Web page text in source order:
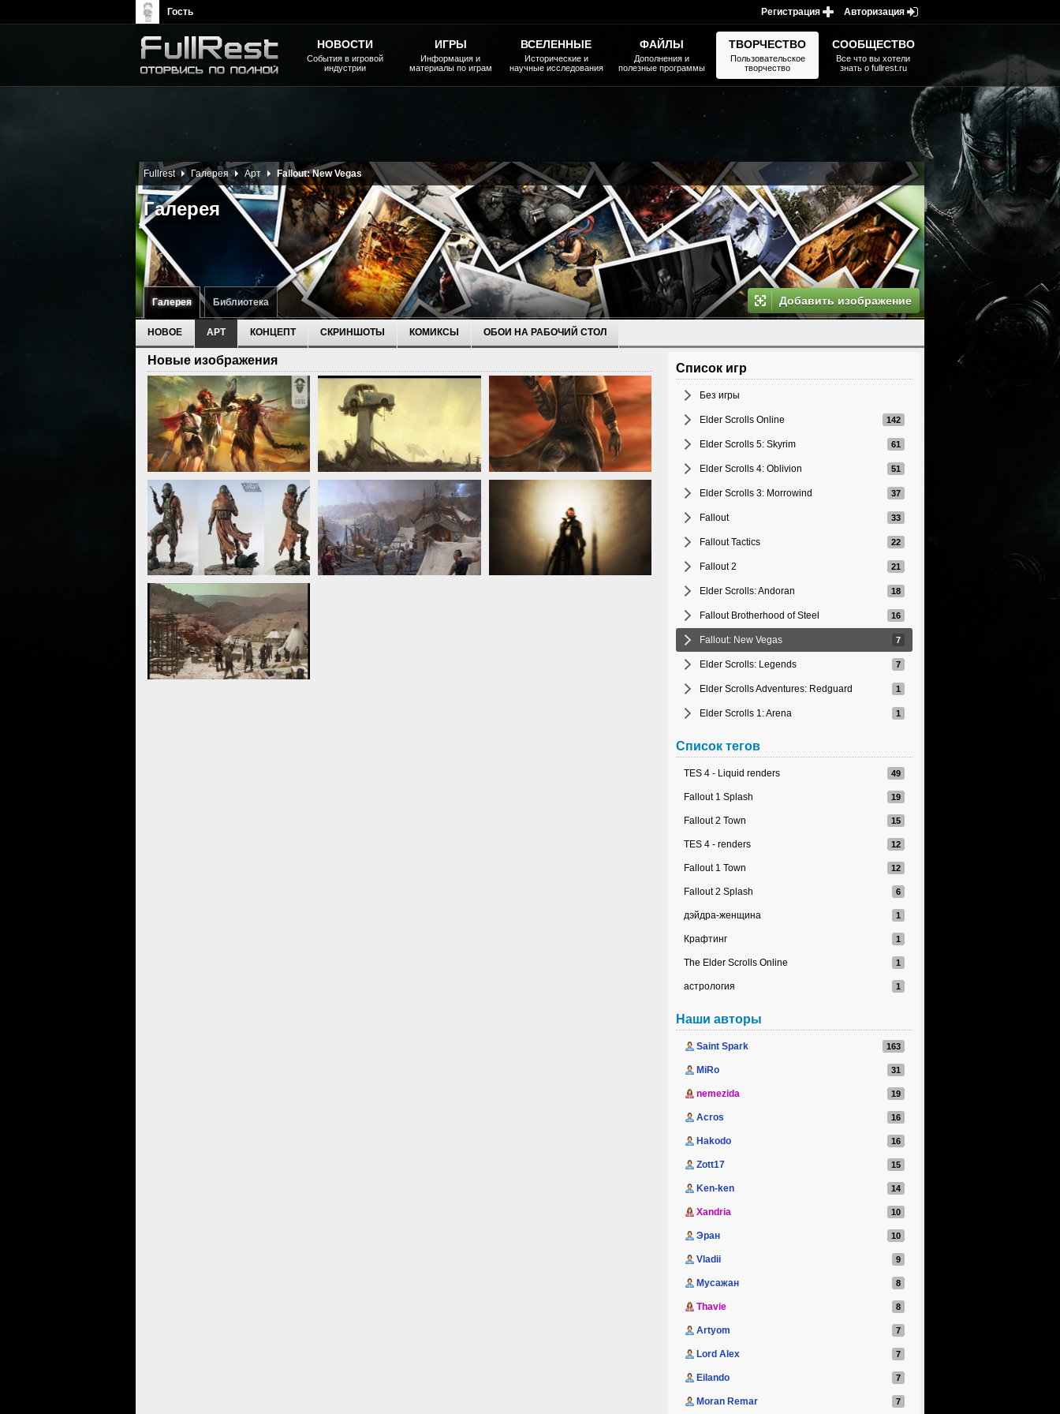
Галерея Библиотека Добавить изображение
Галерея
Fullrest Галерея Арт Fallout: New Vegas
НОВОЕ АРТ КОНЦЕПТ СКРИНШОТЫ КОМИКСЫ ОБОИ НА РАБОЧИЙ СТОЛ
Список игр
Без игры
Elder Scrolls Online
Elder Scrolls 5: Skyrim
Elder Scrolls 4: Oblivion
Elder Scrolls 3: Morrowind
Fallout
Fallout Tactics
Fallout 2
Elder Scrolls: Andoran
Fallout Brotherhood of Steel
Fallout: New Vegas
Elder Scrolls: Legends
Elder Scrolls Adventures: Redguard
Elder Scrolls 1: Arena
Список тегов
TES 4 - Liquid renders
Fallout 1 Splash
Fallout 2 Town
TES 4 - renders
Fallout 1 Town
Fallout 2 Splash
дэйдра-женщина
Крафтинг
The Elder Scrolls Online
астрология
Наши авторы
Saint Spark
MiRo
nemezida
Acros
Hakodo
Zott17
Ken-ken
Xandria
Эран
Vladii
Мусажан
Thavie
Artyom
Lord Alex
Eilando
Moran Remar
Новые изображения
НОВОСТИ
События в игровой
индустрии
ИГРЫ
Информация и
материалы по играм
ВСЕЛЕННЫЕ
Исторические и
научные исследования
ФАЙЛЫ
Дополнения и
полезные программы
ТВОРЧЕСТВО
Пользовательское
творчество
СООБЩЕСТВО
Все что вы хотели
знать о fullrest.ru
Авторизация
Регистрация
Гость